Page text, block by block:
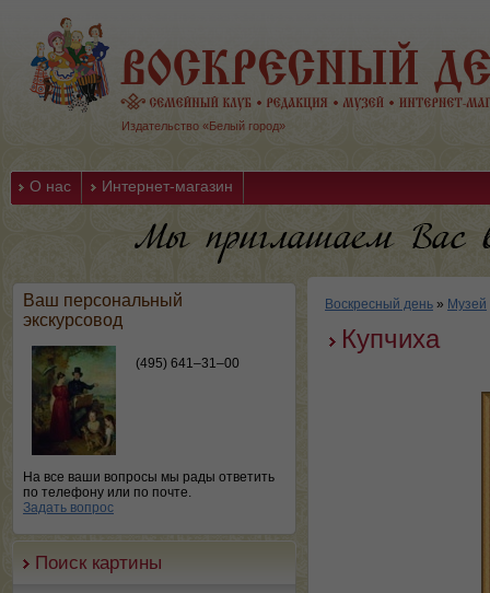
Издательство «Белый город»
О нас Интернет-магазин
Ваш персональный
экскурсовод
(495) 641–31–00
На все ваши вопросы мы рады ответить
по телефону или по почте.
Задать вопрос
Поиск картины
Воскресный день » Музей
Купчиха